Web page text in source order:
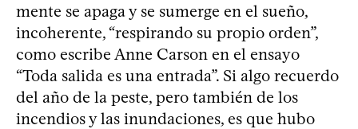
mente se apaga y se sumerge en el sueño,
incoherente, “respirando su propio orden”,
como escribe Anne Carson en el ensayo
“Toda salida es una entrada”. Si algo recuerdo
del año de la peste, pero también de los
incendios y las inundaciones, es que hubo